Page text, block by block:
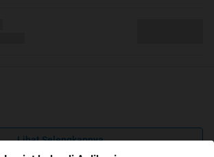
Lihat Selengkapnya